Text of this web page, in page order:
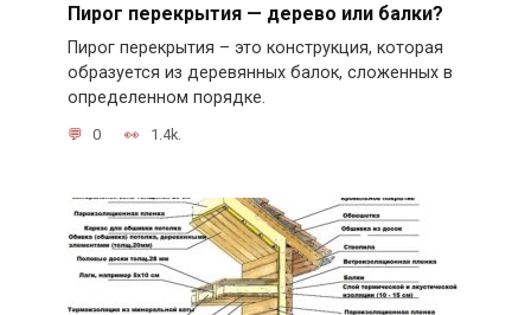
Пирог перекрытия — дерево или балки?
Пирог перекрытия – это конструкция, которая
образуется из деревянных балок, сложенных в
определенном порядке.
0 1.4k.